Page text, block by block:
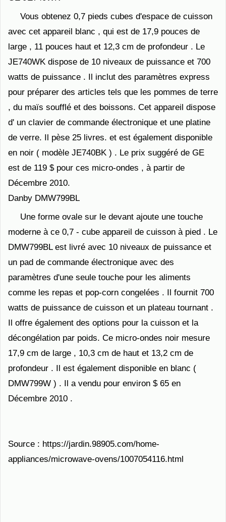
Vous obtenez 0,7 pieds cubes d'espace de cuisson
avec cet appareil blanc , qui est de 17,9 pouces de
large , 11 pouces haut et 12,3 cm de profondeur . Le
JE740WK dispose de 10 niveaux de puissance et 700
watts de puissance . Il inclut des paramètres express
pour préparer des articles tels que les pommes de terre
, du maïs soufflé et des boissons. Cet appareil dispose
d' un clavier de commande électronique et une platine
de verre. Il pèse 25 livres. et est également disponible
en noir ( modèle JE740BK ) . Le prix suggéré de GE
est de 119 $ pour ces micro-ondes , à partir de
Décembre 2010.
Danby DMW799BL
Une forme ovale sur le devant ajoute une touche
moderne à ce 0,7 - cube appareil de cuisson à pied . Le
DMW799BL est livré avec 10 niveaux de puissance et
un pad de commande électronique avec des
paramètres d'une seule touche pour les aliments
comme les repas et pop-corn congelées . Il fournit 700
watts de puissance de cuisson et un plateau tournant .
Il offre également des options pour la cuisson et la
décongélation par poids. Ce micro-ondes noir mesure
17,9 cm de large , 10,3 cm de haut et 13,2 cm de
profondeur . Il est également disponible en blanc (
DMW799W ) . Il a vendu pour environ $ 65 en
Décembre 2010 .
Source : https://jardin.98905.com/home-
appliances/microwave-ovens/1007054116.html